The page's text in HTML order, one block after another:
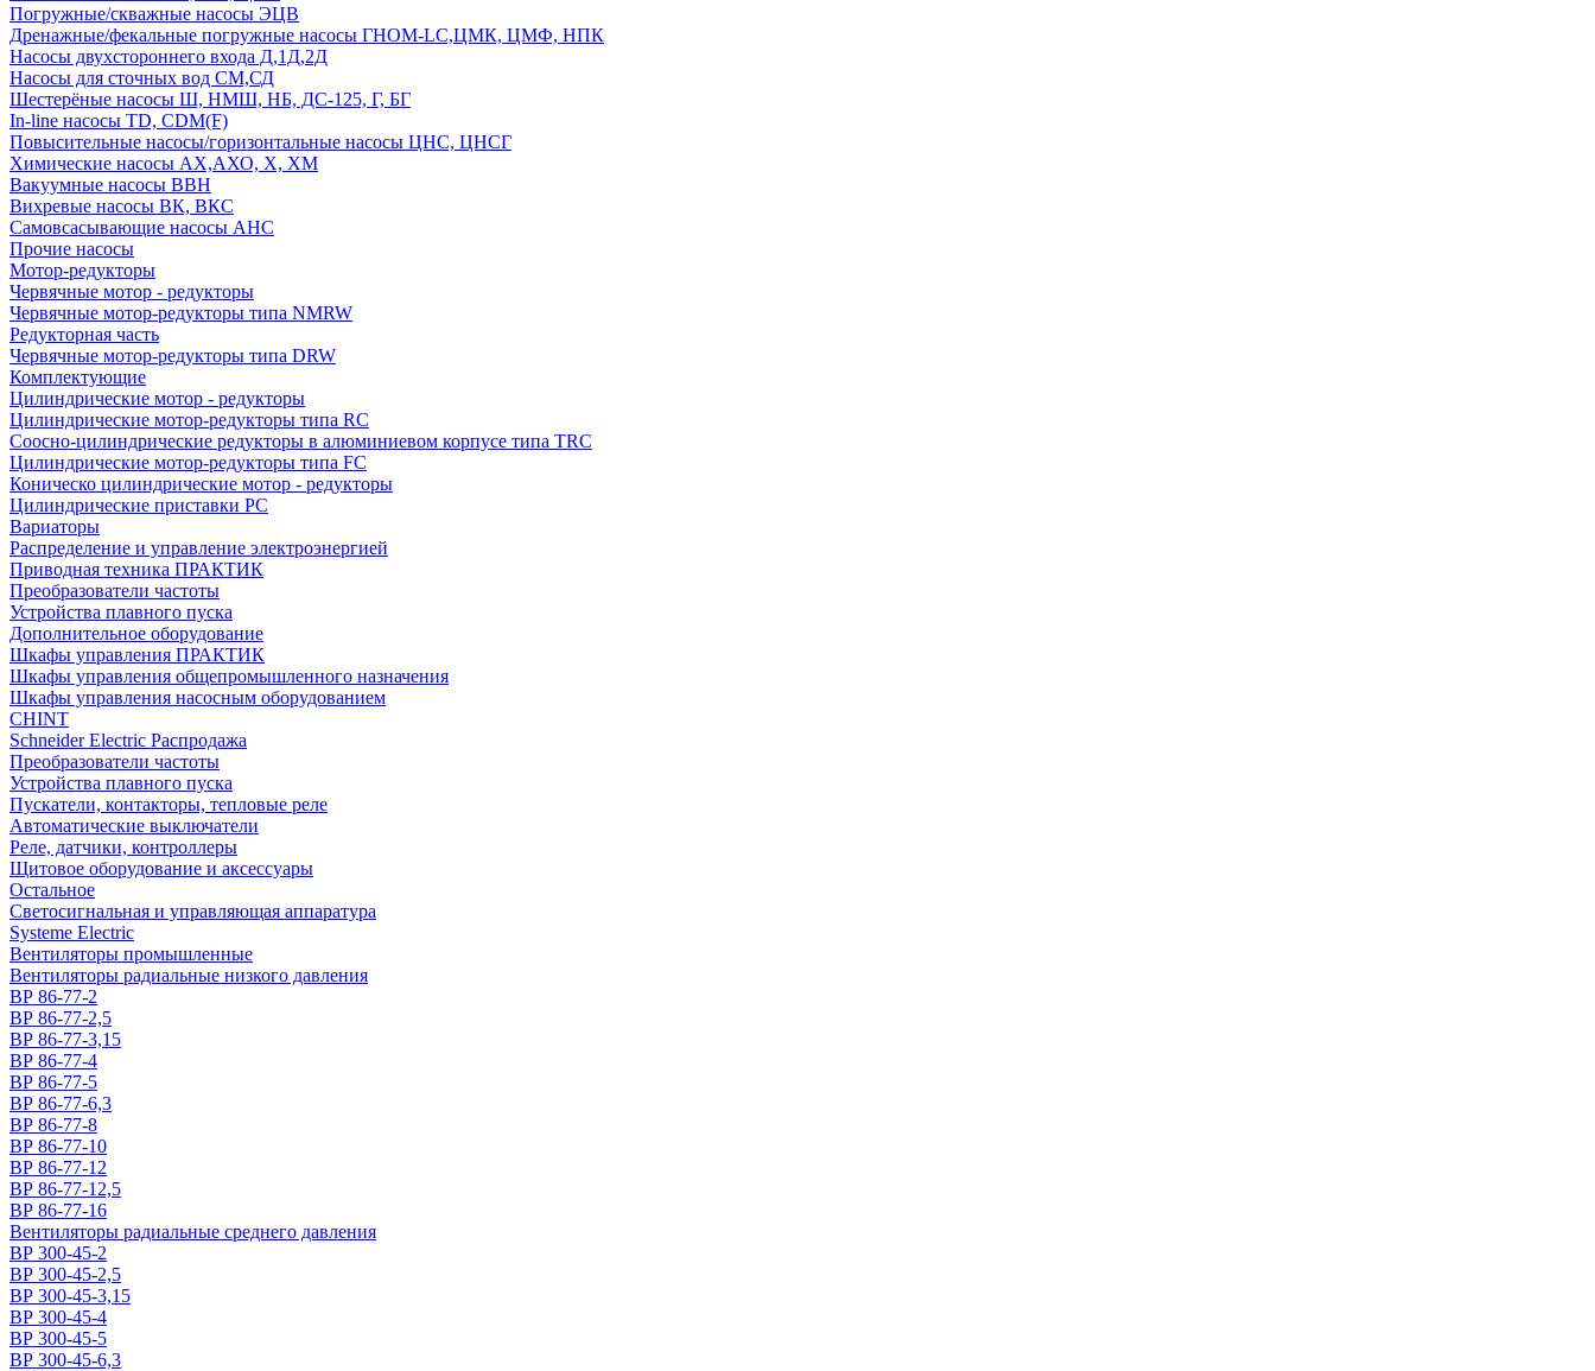
Погружные/скважные насосы ЭЦВ
Дренажные/фекальные погружные насосы ГНОМ-LC,ЦМК, ЦМФ, НПК
Насосы двухстороннего входа Д,1Д,2Д
Насосы для сточных вод СМ,СД
Шестерёные насосы Ш, НМШ, НБ, ДС-125, Г, БГ
In-line насосы TD, CDM(F)
Повысительные насосы/горизонтальные насосы ЦНС, ЦНСГ
Химические насосы АХ,АХО, Х, ХМ
Вакуумные насосы ВВН
Вихревые насосы ВК, ВКС
Самовсасывающие насосы АНС
Прочие насосы
Мотор-редукторы
Червячные мотор - редукторы
Червячные мотор-редукторы типа NMRW
Редукторная часть
Червячные мотор-редукторы типа DRW
Комплектующие
Цилиндрические мотор - редукторы
Цилиндрические мотор-редукторы типа RC
Соосно-цилиндрические редукторы в алюминиевом корпусе типа TRC
Цилиндрические мотор-редукторы типа FC
Коническо цилиндрические мотор - редукторы
Цилиндрические приставки PC
Вариаторы
Распределение и управление электроэнергией
Приводная техника ПРАКТИК
Преобразователи частоты
Устройства плавного пуска
Дополнительное оборудование
Шкафы управления ПРАКТИК
Шкафы управления общепромышленного назначения
Шкафы управления насосным оборудованием
CHINT
Schneider Electric Распродажа
Преобразователи частоты
Устройства плавного пуска
Пускатели, контакторы, тепловые реле
Автоматические выключатели
Реле, датчики, контроллеры
Щитовое оборудование и аксессуары
Остальное
Светосигнальная и управляющая аппаратура
Systeme Electric
Вентиляторы промышленные
Вентиляторы радиальные низкого давления
ВР 86-77-2
ВР 86-77-2,5
ВР 86-77-3,15
ВР 86-77-4
ВР 86-77-5
ВР 86-77-6,3
ВР 86-77-8
ВР 86-77-10
ВР 86-77-12
ВР 86-77-12,5
ВР 86-77-16
Вентиляторы радиальные среднего давления
ВР 300-45-2
ВР 300-45-2,5
ВР 300-45-3,15
ВР 300-45-4
ВР 300-45-5
ВР 300-45-6,3